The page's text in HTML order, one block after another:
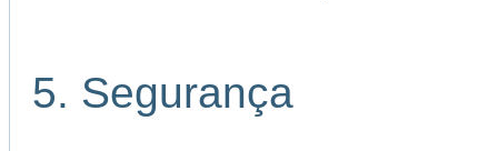
5. Segurança